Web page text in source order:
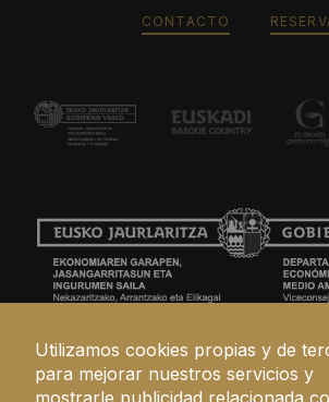
CONTACTO
Utilizamos cookies propias y de
para mejorar nuestros servicios y
mostrarle publicidad relacionada